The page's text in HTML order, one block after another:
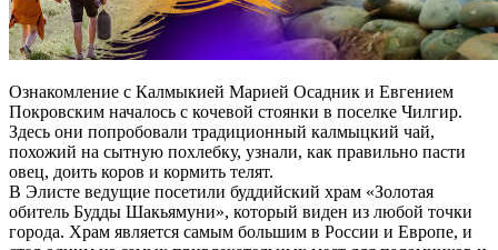
Ознакомление с Калмыкией Марией Осадник и Евгением
Покровским началось с кочевой стоянки в поселке Чилгир.
Здесь они попробовали традиционный калмыцкий чай,
похожий на сытную похлебку, узнали, как правильно пасти
овец, доить коров и кормить телят.
В Элисте ведущие посетили буддийский храм «Золотая
обитель Будды Шакьямуни», который виден из любой точки
города. Храм является самым большим в России и Европе, и